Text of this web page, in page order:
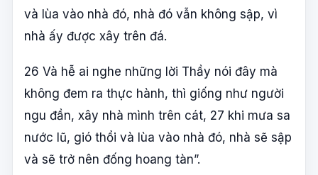
và lùa vào nhà đó, nhà đó vẫn không sập, vì
nhà ấy được xây trên đá.
26 Và hễ ai nghe những lời Thầy nói đây mà
không đem ra thực hành, thì giống như người
ngu đần, xây nhà mình trên cát, 27 khi mưa sa
nước lũ, gió thổi và lùa vào nhà đó, nhà sẽ sập
và sẽ trở nên đống hoang tàn”.